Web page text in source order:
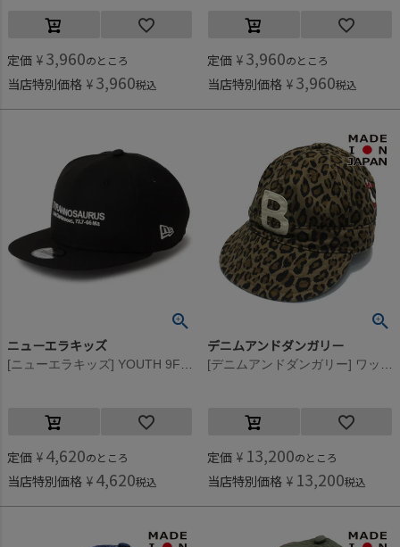
定価 ¥ 3,960のところ
当店特別価格 ¥ 3,960税込
定価 ¥ 3,960のところ
当店特別価格 ¥ 3,960税込
ニューエラキッズ
定価 ¥ 4,620のところ
当店特別価格 ¥ 4,620税込
デニムアンドダンガリー
定価 ¥ 13,200のところ
当店特別価格 ¥ 13,200税込